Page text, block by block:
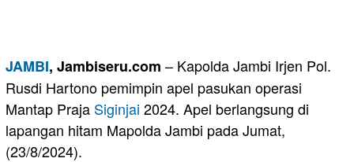
JAMBI, Jambiseru.com – Kapolda Jambi Irjen Pol.
Rusdi Hartono pemimpin apel pasukan operasi
Mantap Praja Siginjai 2024. Apel berlangsung di
lapangan hitam Mapolda Jambi pada Jumat,
(23/8/2024).